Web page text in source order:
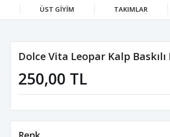
ÜST GIYIM TAKIMLAR
Dolce Vita Leopar Kalp
250,00 TL